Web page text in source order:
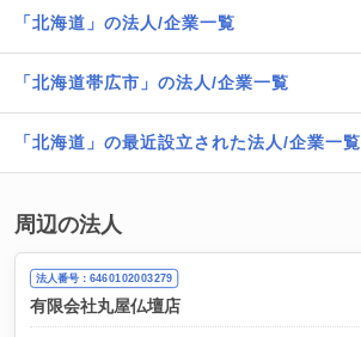
「北海道」の法人/企業一覧
「北海道帯広市」の法人/企業一覧
「北海道」の最近設立された法人/企業一覧
周辺の法人
法人番号：6460102003279
有限会社丸屋仏壇店